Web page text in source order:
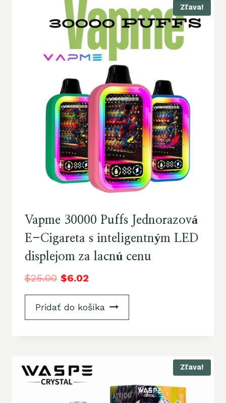
Zľava!
Vapme 30000 Puffs Jednorazová
E-Cigareta s inteligentným LED
displejom za lacnú cenu
$25.00 $6.02
Pridať do košíka
Zľava!